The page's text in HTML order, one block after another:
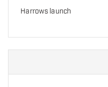
Harrows launch